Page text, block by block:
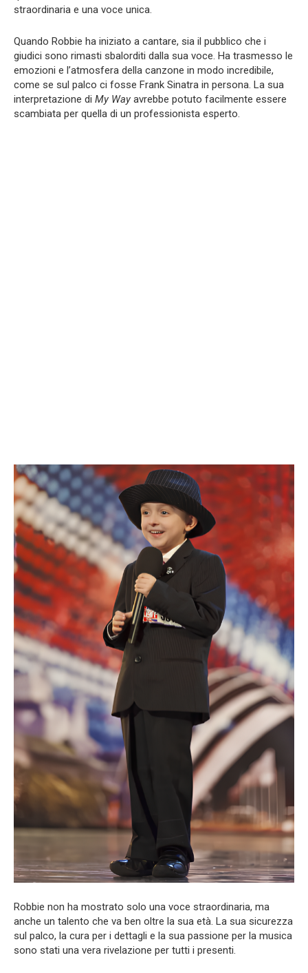
straordinaria e una voce unica.
Quando Robbie ha iniziato a cantare, sia il pubblico che i
giudici sono rimasti sbalorditi dalla sua voce. Ha trasmesso le
emozioni e l’atmosfera della canzone in modo incredibile,
come se sul palco ci fosse Frank Sinatra in persona. La sua
interpretazione di My Wayavrebbe potuto facilmente essere
scambiata per quella di un professionista esperto.
Robbie non ha mostrato solo una voce straordinaria, ma
anche un talento che va ben oltre la sua età. La sua sicurezza
sul palco, la cura per i dettagli e la sua passione per la musica
sono stati una vera rivelazione per tutti i presenti.